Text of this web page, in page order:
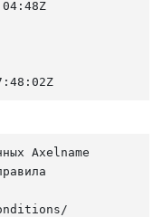
Axelname